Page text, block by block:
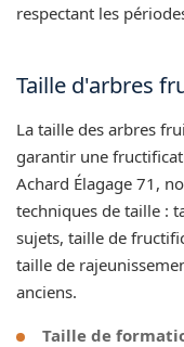
respectant les
Taille d'arbres
La taille des arbres
garantir une
Achard Élagage 71,
techniques de taille :
sujets, taille de
taille de
anciens.
Taille de